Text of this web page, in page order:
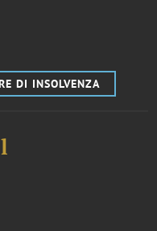
DI INSOLVENZA